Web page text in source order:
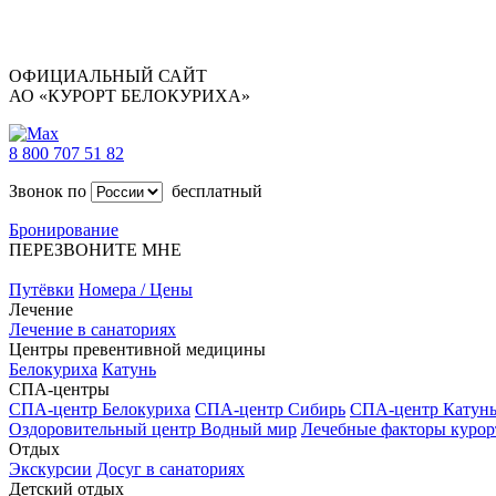
ОФИЦИАЛЬНЫЙ САЙТ
АО «КУРОРТ БЕЛОКУРИХА»
8 800 707 51 82
Звонок по
бесплатный
Бронирование
ПЕРЕЗВОНИТЕ МНЕ
Путёвки Номера / Цены
Лечение
Лечение в санаториях
Центры превентивной медицины
Белокуриха Катунь
СПА-центры
СПА-центр Белокуриха СПА-центр Сибирь СПА-центр Катунь
Оздоровительный центр Водный мир Лечебные факторы
Отдых
Экскурсии Досуг в санаториях
Детский отдых